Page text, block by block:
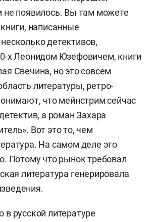
не появилось. Вы там можете
написанные
детективов,
х Леонидом Юзефовичем, книги
Свечина, но это совсем
литературы, ретро-
что мейнстрим сейчас
а роман Захара
Вот это то, чем
На самом деле это
Потому что рынок требовал
литература генерировала
русской литературе